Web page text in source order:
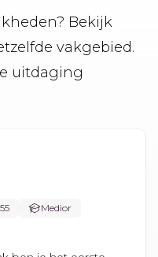
Bekijk
vakgebied.
uitdaging
Medior